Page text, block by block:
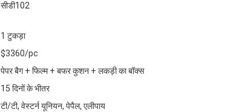
सीडी102
1 टुकड़ा
$3360/pc
पेपर बैग + फिल्म + बफर कुशन + लकड़ी का बॉक्स
15 दिनों के भीतर
टी/टी, वेस्टर्न यूनियन, पेपैल, एलीपाय